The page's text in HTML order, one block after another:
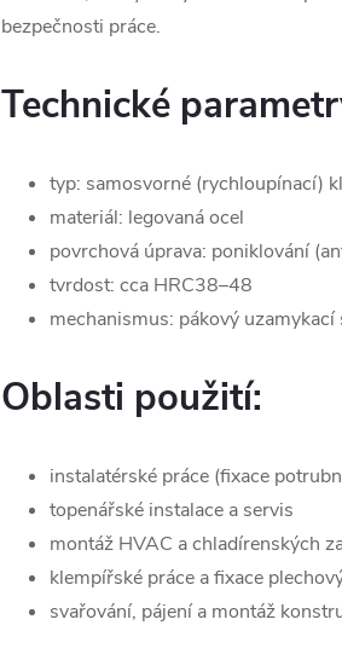
í
p
ý
bezpečnosti práce.
Technické
typ: samosvorné (rychloupínací)
materiál: legovaná ocel
povrchová úprava: poniklování
tvrdost: cca HRC38–48
mechanismus: pákový uzamykací
Oblasti použití:
instalatérské práce (fixace
topenářské instalace a servis
montáž HVAC a chladírenských
klempířské práce a fixace
svařování, pájení a montáž